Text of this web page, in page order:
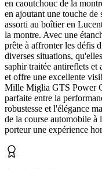
en caoutchouc de la
en ajoutant une touche
assorti au boîtier en
la montre. Avec une
prête à affronter les défis
diverses situations,
saphir traitée antireflets et
et offre une excellente
Mille Miglia GTS Power
parfaite entre la
robustesse et l'élégance
de la course automobile à
porteur une expérience